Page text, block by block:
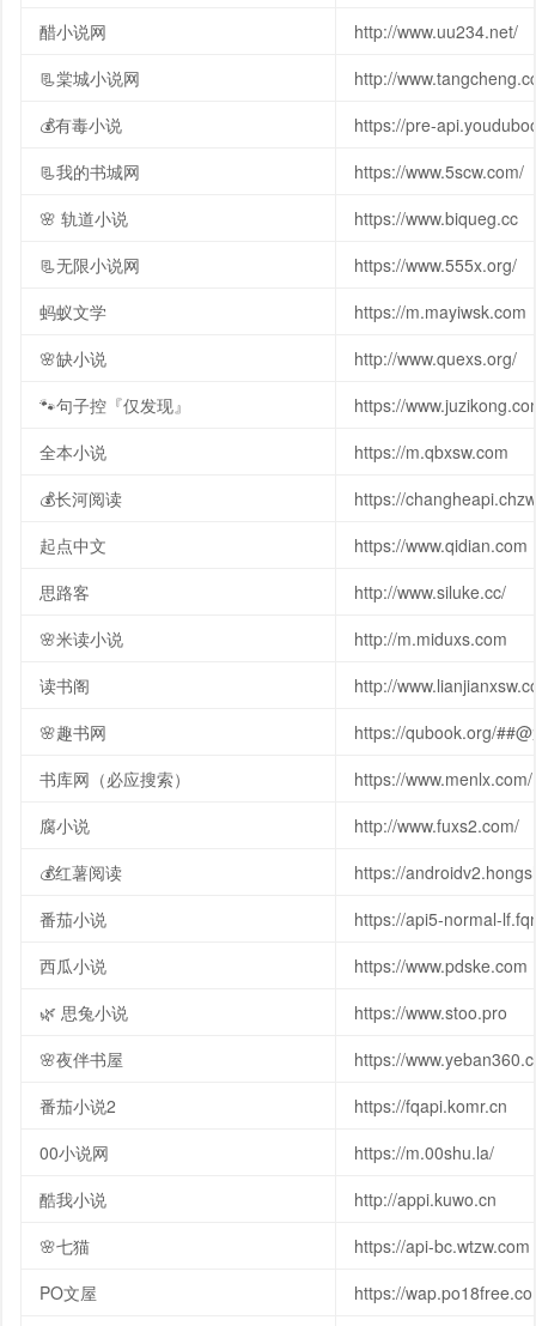
醋小说网
http://www.uu234.net/
📃棠城小说网
http://
💰有毒小说
https://pre-
📃我的书城网
https://www.5scw.com/
🌸 轨道小说
https://www.biqueg.cc
📃无限小说网
https://www.555x.org/
蚂蚁文学
https://m.mayiwsk.com
🌸缺小说
http://www.quexs.org/
🐾句子控『仅发现』
https://
全本小说
https://m.qbxsw.com
💰长河阅读
https://
起点中文
https://www.qidian.com
思路客
http://www.siluke.cc/
🌸米读小说
http://m.miduxs.com
读书阁
http://
🌸趣书网
https://qubook.org/
书库网（必应搜索）
https://www.menlx.com/
腐小说
http://www.fuxs2.com/
💰红薯阅读
https://
番茄小说
https://api5-normal-
西瓜小说
https://www.pdske.com
🌿 思兔小说
https://www.stoo.pro
🌸夜伴书屋
https://
番茄小说2
https://fqapi.komr.cn
00小说网
https://m.00shu.la/
酷我小说
http://appi.kuwo.cn
🌸七猫
https://api-bc.wtzw.com
PO文屋
https://